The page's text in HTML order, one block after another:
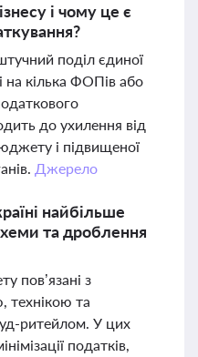
і чому це є
поділ єдиної
на кілька ФОПів або
до ухилення від
і підвищеної
Джерело
найбільше
та дроблення
пов’язані з
технікою та
ритейлом. У цих
податків,